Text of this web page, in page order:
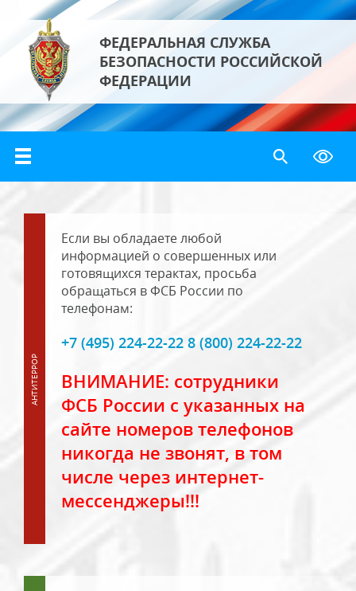
ФЕДЕРАЛЬНАЯ СЛУЖБА
БЕЗОПАСНОСТИ РОССИЙСКОЙ
ФЕДЕРАЦИИ
Если вы обладаете любой
информацией о совершенных или
готовящихся терактах, просьба
обращаться в ФСБ России по
телефонам:
+7 (495) 224-22-22 8 (800) 224-22-22
ВНИМАНИЕ: сотрудники
ФСБ России с указанных на
сайте номеров телефонов
никогда не звонят, в том
числе через интернет-
мессенджеры!!!